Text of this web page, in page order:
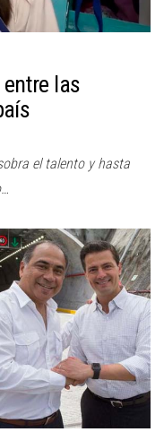
las
el talento y hasta